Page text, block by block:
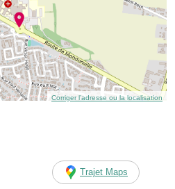
Corriger l’adresse ou la localisation
Trajet Maps